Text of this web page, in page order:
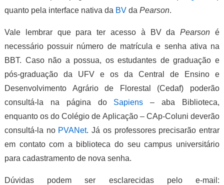
quanto pela interface nativa da BVda Pearson.
Vale lembrar que para ter acesso à BV daPearson é
necessário possuir número de matrícula e senha ativa na
BBT. Caso não a possua, os estudantes de graduação e
pós-graduação da UFV e os da Central de Ensino e
Desenvolvimento Agrário de Florestal (Cedaf) poderão
consultá-la na página do Sapiens – aba Biblioteca,
enquanto os do Colégio de Aplicação – CAp-Coluni deverão
consultá-la no PVANet. Já os professores precisarão entrar
em contato com a biblioteca do seu campus universitário
para cadastramento de nova senha.
Dúvidas podem ser esclarecidas pelo e-mail: